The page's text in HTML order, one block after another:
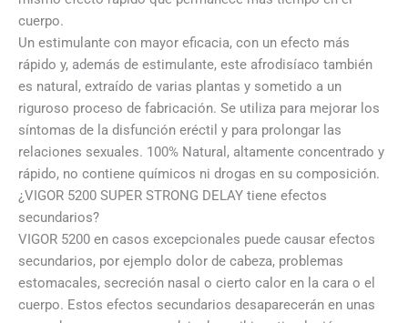
cuerpo.
Un estimulante con mayor eficacia, con un efecto más
rápido y, además de estimulante, este afrodisíaco también
es natural, extraído de varias plantas y sometido a un
riguroso proceso de fabricación. Se utiliza para mejorar los
síntomas de la disfunción eréctil y para prolongar las
relaciones sexuales. 100% Natural, altamente concentrado y
rápido, no contiene químicos ni drogas en su composición.
¿VIGOR 5200 SUPER STRONG DELAY tiene efectos
secundarios?
VIGOR 5200 en casos excepcionales puede causar efectos
secundarios, por ejemplo dolor de cabeza, problemas
estomacales, secreción nasal o cierto calor en la cara o el
cuerpo. Estos efectos secundarios desaparecerán en unas